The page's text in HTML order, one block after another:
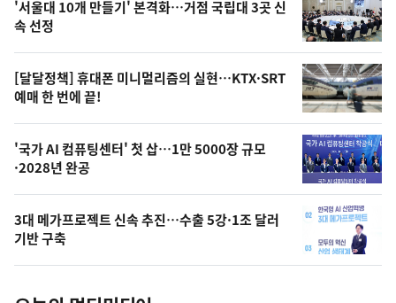
늘
의
영
상
오
의
사
진
'서울대 10개 만들기' 본격화…거점 국립대 3곳 신
속 선정
[달달정책] 휴대폰 미니멀리즘의 실현…KTX·SRT
예매 한 번에 끝!
'국가 AI 컴퓨팅센터' 첫 삽…1만 5000장 규모
·2028년 완공
3대 메가프로젝트 신속 추진…수출 5강·1조 달러
기반 구축